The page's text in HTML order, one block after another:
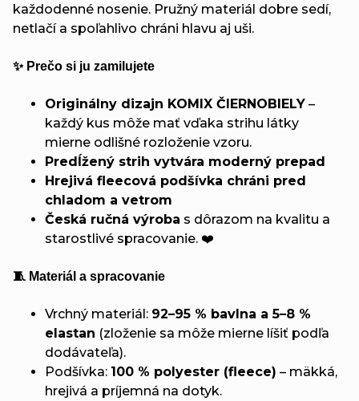
každodenné nosenie. Pružný materiál dobre sedí,
netlačí a spoľahlivo chráni hlavu aj uši.
✨ Prečo si ju zamilujete
Originálny dizajn KOMIX ČIERNOBIELY –
každý kus môže mať vďaka strihu látky
mierne odlišné rozloženie vzoru.
Predĺžený strih vytvára moderný prepad
Hrejivá fleecová podšívka chráni pred
chladom a vetrom
Česká ručná výroba s dôrazom na kvalitu a
starostlivé spracovanie. ❤️
🧵 Materiál a spracovanie
Vrchný materiál: 92–95 % bavlna a 5–8 %
elastan (zloženie sa môže mierne líšiť podľa
dodávateľa).
Podšívka: 100 % polyester (fleece) – mäkká,
hrejivá a príjemná na dotyk.